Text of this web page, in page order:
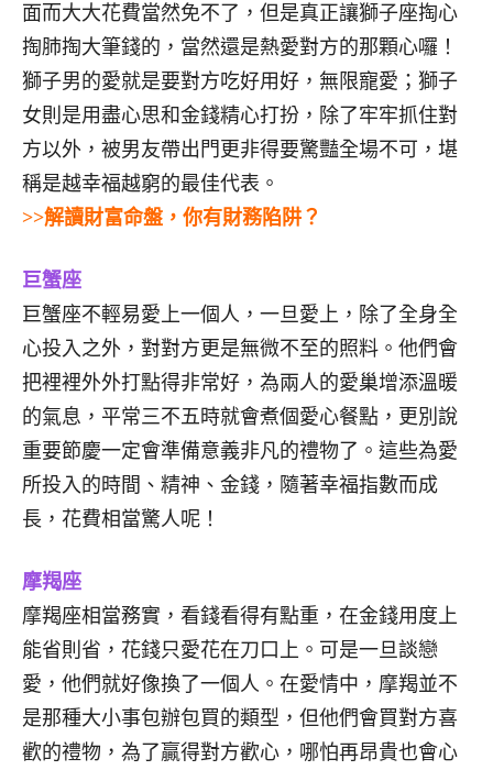
面而大大花費當然免不了，但是真正讓獅子座掏心
掏肺掏大筆錢的，當然還是熱愛對方的那顆心囉！
獅子男的愛就是要對方吃好用好，無限寵愛；獅子
女則是用盡心思和金錢精心打扮，除了牢牢抓住對
方以外，被男友帶出門更非得要驚豔全場不可，堪
稱是越幸福越窮的最佳代表。
>>解讀財富命盤，你有財務陷阱？
巨蟹座
巨蟹座不輕易愛上一個人，一旦愛上，除了全身全
心投入之外，對對方更是無微不至的照料。他們會
把裡裡外外打點得非常好，為兩人的愛巢增添溫暖
的氣息，平常三不五時就會煮個愛心餐點，更別說
重要節慶一定會準備意義非凡的禮物了。這些為愛
所投入的時間、精神、金錢，隨著幸福指數而成
長，花費相當驚人呢！
摩羯座
摩羯座相當務實，看錢看得有點重，在金錢用度上
能省則省，花錢只愛花在刀口上。可是一旦談戀
愛，他們就好像換了一個人。在愛情中，摩羯並不
是那種大小事包辦包買的類型，但他們會買對方喜
歡的禮物，為了贏得對方歡心，哪怕再昂貴也會心